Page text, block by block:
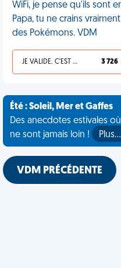
WiFi, je pense qu'ils sont
Papa, tu ne crains
des Pokémons. VDM
JE VALIDE, C'EST UNE VDM 3 726
Été : Soleil, Mer et Gaffes
Des anecdotes estivales
ne sont jamais loin !
Plus…
VDM PRÉCÉDENTE